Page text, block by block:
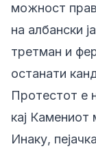
можност
на албански
третман и
останати
Протестот е
кај Камениот
Инаку,